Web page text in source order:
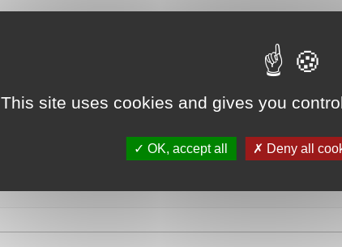
This site uses cookies and gives you
OK, accept all Deny all